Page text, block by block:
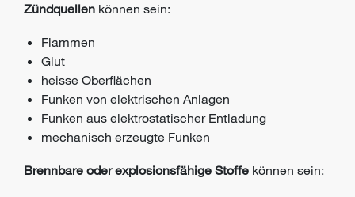
Zündquellen können sein:
Flammen
Glut
heisse Oberflächen
Funken von elektrischen Anlagen
Funken aus elektrostatischer Entladung
mechanisch erzeugte Funken
Brennbare oder explosionsfähige Stoffe können sein: